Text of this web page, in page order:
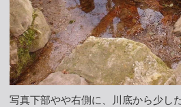
写真下部やや右側に、川底から少し